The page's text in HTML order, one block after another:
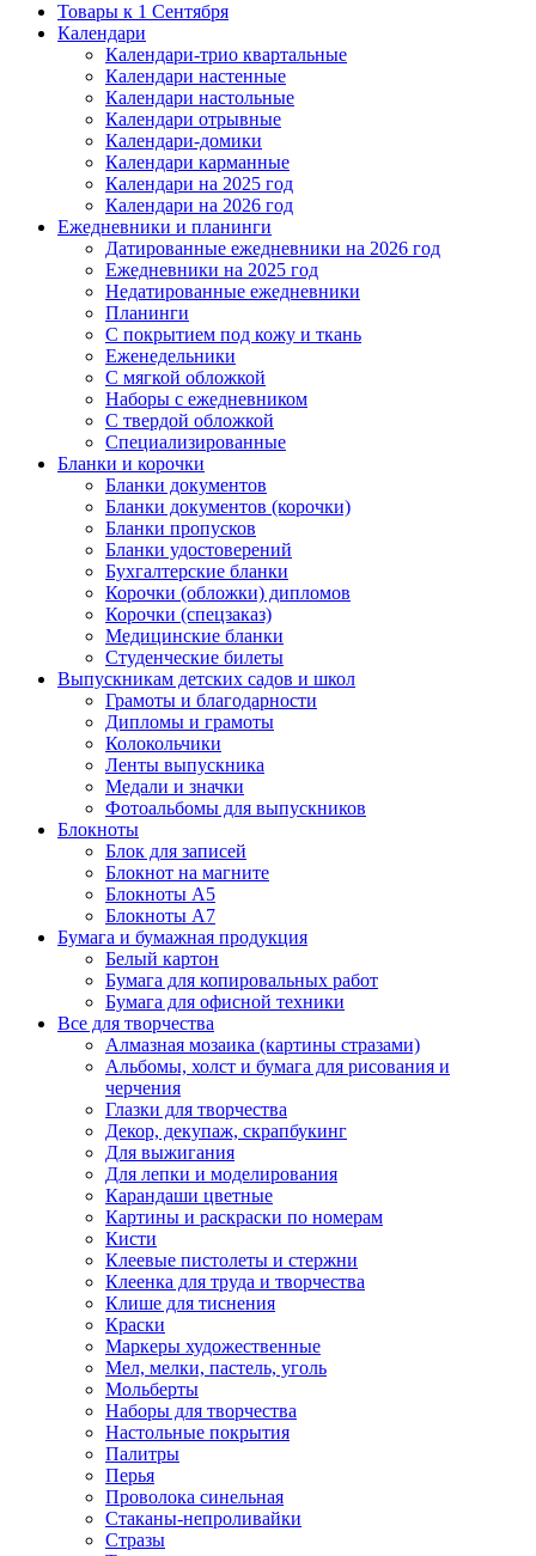
Товары к 1 Сентября
Календари
Календари-трио квартальные
Календари настенные
Календари настольные
Календари отрывные
Календари-домики
Календари карманные
Календари на 2025 год
Календари на 2026 год
Ежедневники и планинги
Датированные ежедневники на 2026 год
Ежедневники на 2025 год
Недатированные ежедневники
Планинги
С покрытием под кожу и ткань
Еженедельники
С мягкой обложкой
Наборы с ежедневником
С твердой обложкой
Специализированные
Бланки и корочки
Бланки документов
Бланки документов (корочки)
Бланки пропусков
Бланки удостоверений
Бухгалтерские бланки
Корочки (обложки) дипломов
Корочки (спецзаказ)
Медицинские бланки
Студенческие билеты
Выпускникам детских садов и школ
Грамоты и благодарности
Дипломы и грамоты
Колокольчики
Ленты выпускника
Медали и значки
Фотоальбомы для выпускников
Блокноты
Блок для записей
Блокнот на магните
Блокноты А5
Блокноты А7
Бумага и бумажная продукция
Белый картон
Бумага для копировальных работ
Бумага для офисной техники
Все для творчества
Алмазная мозаика (картины стразами)
Альбомы, холст и бумага для рисования и
черчения
Глазки для творчества
Декор, декупаж, скрапбукинг
Для выжигания
Для лепки и моделирования
Карандаши цветные
Картины и раскраски по номерам
Кисти
Клеевые пистолеты и стержни
Клеенка для труда и творчества
Клише для тиснения
Краски
Маркеры художественные
Мел, мелки, пастель, уголь
Мольберты
Наборы для творчества
Настольные покрытия
Палитры
Перья
Проволока синельная
Стаканы-непроливайки
Стразы